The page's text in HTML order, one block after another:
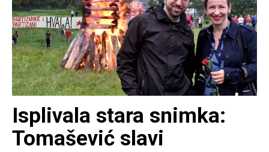
Isplivala stara snimka:
Tomašević slavi